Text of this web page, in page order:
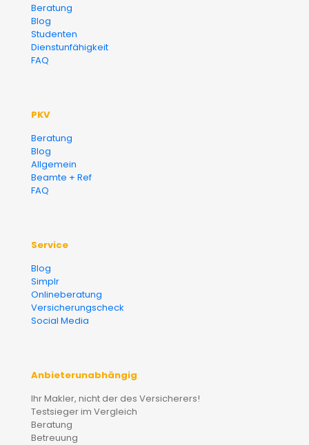
Beratung
Blog
Studenten
Dienstunfähigkeit
FAQ
PKV
Beratung
Blog
Allgemein
Beamte + Ref
FAQ
Service
Blog
Simplr
Onlineberatung
Versicherungscheck
Social Media
Anbieterunabhängig
Ihr Makler, nicht der des Versicherers!
Testsieger im Vergleich
Beratung
Betreuung